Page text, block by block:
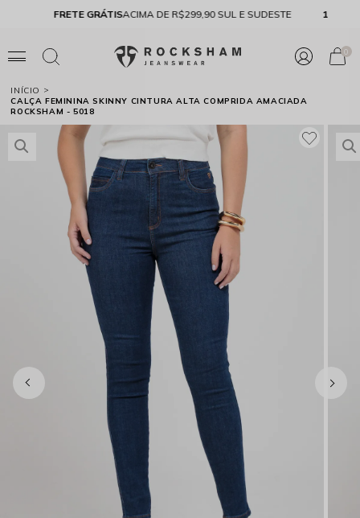
FRETE GRÁTISACIMA DE R$299,90 SUL E SUDESTE
0
INÍCIO
CALÇA FEMININA SKINNY CINTURA ALTA COMPRIDA AMACIADA
ROCKSHAM - 5018